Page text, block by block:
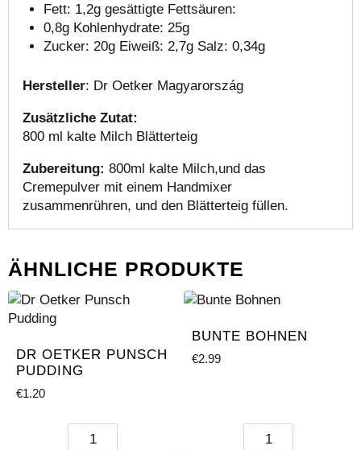
Fett: 1,2g gesättigte Fettsäuren:
0,8g Kohlenhydrate: 25g
Zucker: 20g Eiweiß: 2,7g Salz: 0,34g
Hersteller: Dr Oetker Magyarország
Zusätzliche Zutat:
800 ml kalte Milch Blätterteig
Zubereitung: 800ml kalte Milch,und das
Cremepulver mit einem Handmixer
zusammenrühren, und den Blätterteig füllen.
ÄHNLICHE PRODUKTE
DR OETKER PUNSCH
PUDDING
€1.20
BUNTE BOHNEN
€2.99
Bunte